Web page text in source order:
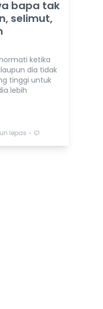
bapa tak
selimut,
ketika
dia tidak
tinggi untuk
lebih
lepas ⋅